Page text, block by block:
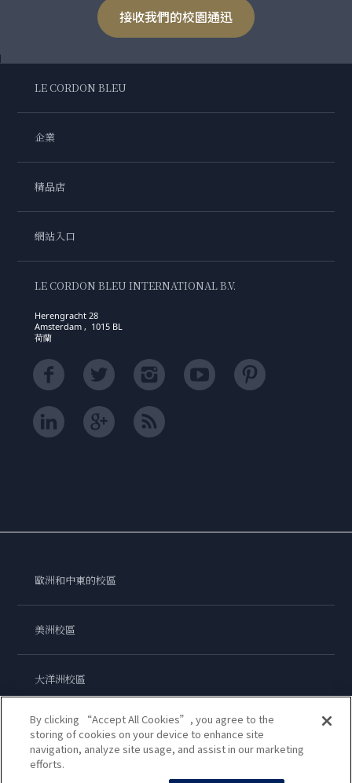
接收我們的校園通迅
LE CORDON BLEU
企業
精品店
網站入口
LE CORDON BLEU INTERNATIONAL B.V.
Herengracht 28
Amsterdam , 1015 BL
荷蘭
歐洲和中東的校區
美洲校區
大洋洲校區
亞洲校區
By clicking “Accept All Cookies”, you agree to the
storing of cookies on your device to enhance site
navigation, analyze site usage, and assist in our marketing
efforts.